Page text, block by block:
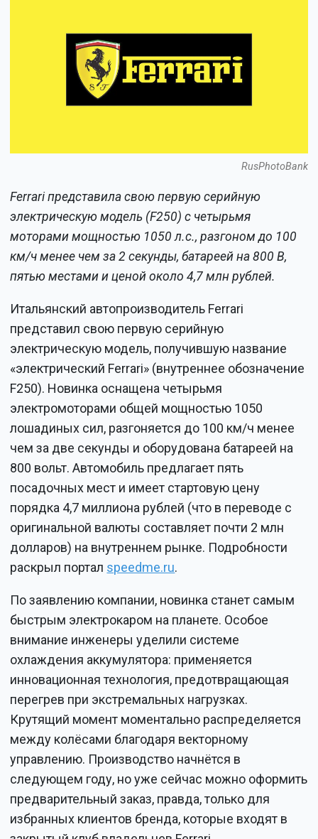
RusPhotoBank
Ferrari представила свою первую серийную
электрическую модель (F250) с четырьмя
моторами мощностью 1050 л.с., разгоном до 100
км/ч менее чем за 2 секунды, батареей на 800 В,
пятью местами и ценой около 4,7 млн рублей.
Итальянский автопроизводитель Ferrari
представил свою первую серийную
электрическую модель, получившую название
«электрический Ferrari» (внутреннее обозначение
F250). Новинка оснащена четырьмя
электромоторами общей мощностью 1050
лошадиных сил, разгоняется до 100 км/ч менее
чем за две секунды и оборудована батареей на
800 вольт. Автомобиль предлагает пять
посадочных мест и имеет стартовую цену
порядка 4,7 миллиона рублей (что в переводе с
оригинальной валюты составляет почти 2 млн
долларов) на внутреннем рынке. Подробности
раскрыл портал speedme.ru.
По заявлению компании, новинка станет самым
быстрым электрокаром на планете. Особое
внимание инженеры уделили системе
охлаждения аккумулятора: применяется
инновационная технология, предотвращающая
перегрев при экстремальных нагрузках.
Крутящий момент моментально распределяется
между колёсами благодаря векторному
управлению. Производство начнётся в
следующем году, но уже сейчас можно оформить
предварительный заказ, правда, только для
избранных клиентов бренда, которые входят в